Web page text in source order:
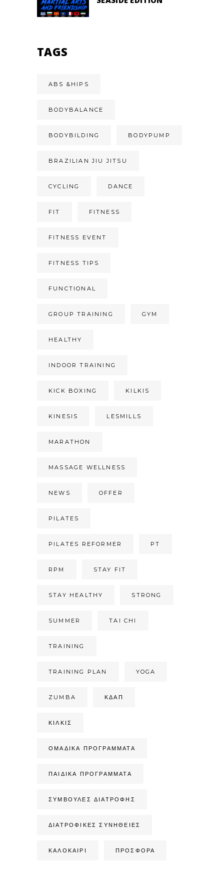
TAGS
ABS &HIPS
BODYBALANCE
BODYBILDING BODYPUMP
BRAZILIAN JIU JITSU
CYCLING DANCE
FIT FITNESS
FITNESS EVENT
FITNESS TIPS
FUNCTIONAL
GROUP TRAINING GYM
HEALTHY
INDOOR TRAINING
KICK BOXING KILKIS
KINESIS LESMILLS
MARATHON
MASSAGE WELLNESS
NEWS OFFER
PILATES
PILATES REFORMER PT
RPM STAY FIT
STAY HEALTHY STRONG
SUMMER TAI CHI
TRAINING
TRAINING PLAN YOGA
ZUMBA ΚΔΑΠ
ΚΙΛΚΊΣ
ΟΜΑΔΙΚΆ ΠΡΟΓΡΆΜΜΑΤΑ
ΠΑΙΔΙΚΆ ΠΡΟΓΡΆΜΜΑΤΑ
ΣΥΜΒΟΥΛΈΣ ΔΙΑΤΡΟΦΉΣ
ΔΙΑΤΡΟΦΙΚΈΣ ΣΥΝΉΘΕΙΕΣ
ΚΑΛΟΚΑΙΡΙ ΠΡΟΣΦΟΡΑ